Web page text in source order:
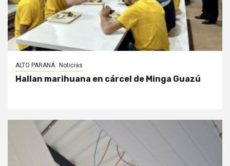
ALTO PARANÁ Noticias
Hallan marihuana en cárcel de Minga Guazú